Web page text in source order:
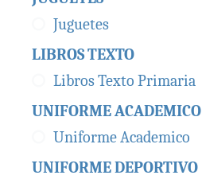
Juguetes
LIBROS TEXTO
Libros Texto Primaria
UNIFORME ACADEMICO
Uniforme Academico
UNIFORME DEPORTIVO